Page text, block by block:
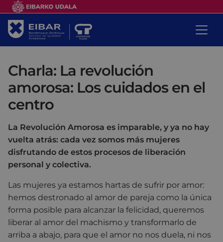
Charla: La revolución
amorosa: Los cuidados en el
centro
La Revolución Amorosa es imparable, y ya no hay
vuelta atrás: cada vez somos más mujeres
disfrutando de estos procesos de liberación
personal y colectiva.
Las mujeres ya estamos hartas de sufrir por amor:
hemos destronado al amor de pareja como la única
forma posible para alcanzar la felicidad, queremos
liberar al amor del machismo y transformarlo de
arriba a abajo, para que el amor no nos duela, ni nos